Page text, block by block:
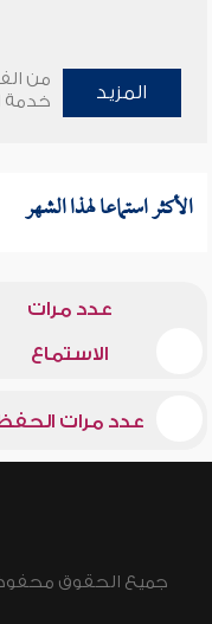
المزيد
من
خدمة
الأكثر استماعا لهذا الشهر
عدد مرات
الاستماع
عدد مرات
جميع الحقوق محفوظة © 2026 - 1998 لشبكة